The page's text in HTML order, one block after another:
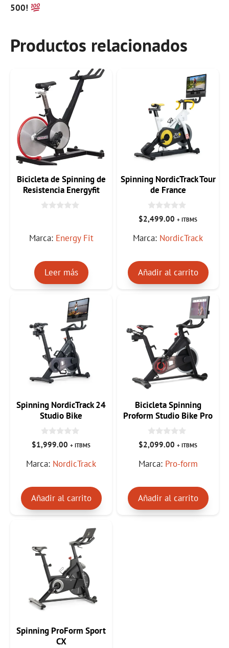
500!
Productos relacionados
Bicicleta de Spinning de
Resistencia Energyfit
FF87
5
Marca: Energy Fit
Leer más
Spinning NordicTrack Tour
de France
0
d
5
$2,499.00 + ITBMS
Marca: NordicTrack
Añadir al carrito
Spinning NordicTrack 24
Studio Bike
0
d
5
$1,999.00 + ITBMS
Marca: NordicTrack
Añadir al carrito
Bicicleta Spinning
Proform Studio Bike Pro
22
0
d
5
$2,099.00 + ITBMS
Marca: Pro-form
Añadir al carrito
Spinning ProForm Sport
CX